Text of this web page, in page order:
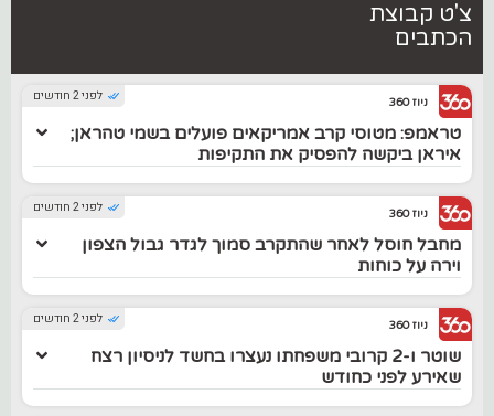
צ'ט קבוצת
הכתבים
לפני 2 חודשים ניוז 360
טראמפ: מטוסי קרב אמריקאים פועלים בשמי טהראן;
איראן ביקשה להפסיק את התקיפות
לפני 2 חודשים ניוז 360
מחבל חוסל לאחר שהתקרב סמוך לגדר גבול הצפון
וירה על כוחות
לפני 2 חודשים ניוז 360
שוטר ו-2 קרובי משפחתו נעצרו בחשד לניסיון רצח
שאירע לפני כחודש